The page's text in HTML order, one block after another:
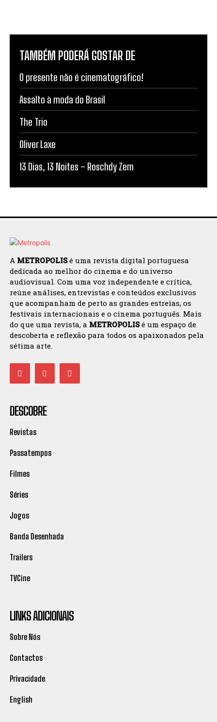
TAMBÉM PODERÁ GOSTAR DE
O presente não é cinematográfico!
Assalto à moda do Brasil
The Trio
Oliver Laxe
13 Dias, 13 Noites – Roschdy Zem
A METROPOLISé uma revista digital portuguesa
dedicada ao melhor do cinema e do universo
audiovisual. Com uma voz independente e crítica,
reúne análises, entrevistas e conteúdos exclusivos
que acompanham de perto as grandes estreias, os
festivais internacionais e o cinema português. Mais
do que uma revista, a METROPOLISé um espaço de
descoberta e reflexão para todos os apaixonados pela
sétima arte.
DESCOBRE
Revistas
Passatempos
Filmes
Séries
Jogos
Banda Desenhada
Trailers
TVCine
LINKS ADICIONAIS
Sobre Nós
Contactos
Privacidade
English